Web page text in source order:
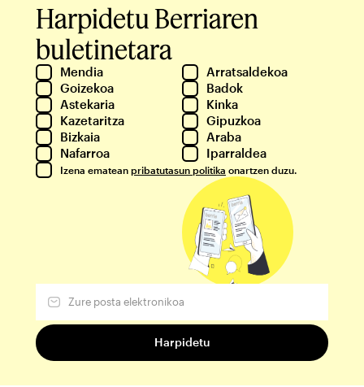
Harpidetu Berriaren
buletinetara
Mendia
Arratsaldekoa
Goizekoa
Badok
Astekaria
Kinka
Kazetaritza
Gipuzkoa
Bizkaia
Araba
Nafarroa
Iparraldea
Izena ematean pribatutasun politika onartzen duzu.